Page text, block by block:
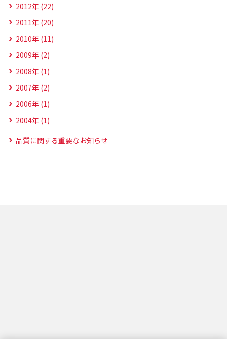
2012年 (22)
2011年 (20)
2010年 (11)
2009年 (2)
2008年 (1)
2007年 (2)
2006年 (1)
2004年 (1)
品質に関する重要なお知らせ